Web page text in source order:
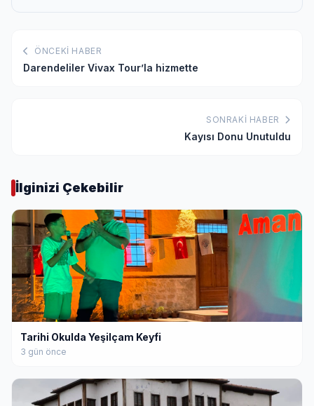
ÖNCEKI HABER
Darendeliler Vivax Tour’la hizmette
SONRAKI HABER
Kayısı Donu Unutuldu
İlginizi Çekebilir
Tarihi Okulda Yeşilçam Keyfi
3 gün önce